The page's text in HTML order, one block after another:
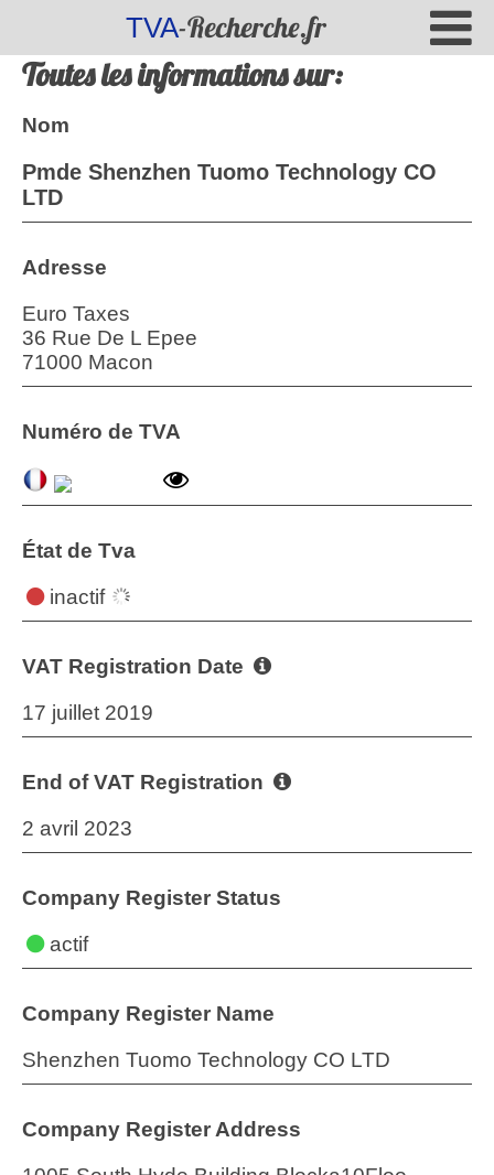
TVA-Recherche.fr
Toutes les informations sur:
Nom
Pmde Shenzhen Tuomo Technology CO
LTD
Adresse
Euro Taxes
36 Rue De L Epee
71000 Macon
Numéro de TVA
État de Tva
inactif
VAT Registration Date
17 juillet 2019
End of VAT Registration
2 avril 2023
Company Register Status
actif
Company Register Name
Shenzhen Tuomo Technology CO LTD
Company Register Address